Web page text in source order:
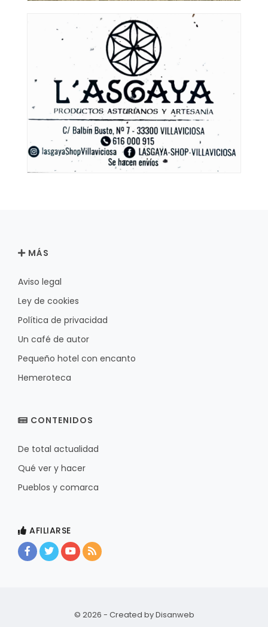
MÁS
Aviso legal
Ley de cookies
Política de privacidad
Un café de autor
Pequeño hotel con encanto
Hemeroteca
CONTENIDOS
De total actualidad
Qué ver y hacer
Pueblos y comarca
AFILIARSE
© 2026 - Created byDisanweb